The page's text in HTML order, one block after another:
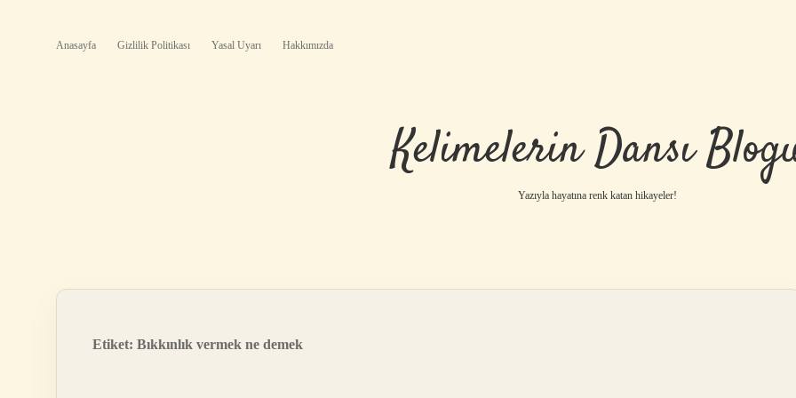
Anasayfa Gizlilik Politikası Yasal Uyarı Hakkımızda
Kelimelerin Dansı
Yazıyla hayatına renk katan hikayeler!
Etiket: Bıkkınlık vermek ne demek